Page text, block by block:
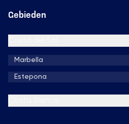
Gebieden
Marbella
Estepona